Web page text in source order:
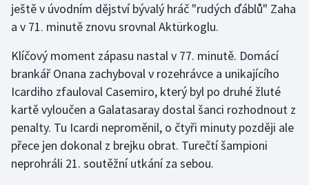
ještě v úvodním dějství bývalý hráč "rudých ďáblů" Zaha
a v 71. minutě znovu srovnal Aktürkoglu.
Klíčový moment zápasu nastal v 77. minutě. Domácí
brankář Onana zachyboval v rozehrávce a unikajícího
Icardiho zfauloval Casemiro, který byl po druhé žluté
kartě vyloučen a Galatasaray dostal šanci rozhodnout z
penalty. Tu Icardi neproměnil, o čtyři minuty později ale
přece jen dokonal z brejku obrat. Turečtí šampioni
neprohráli 21. soutěžní utkání za sebou.